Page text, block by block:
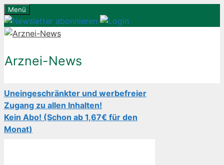
Zum
Inhalt
springen
Menü
Arznei-News
Uneingeschränkter und werbefreier
Zugang zu allen Inhalten!
Kein Abo! (Schon ab 1,67€ für den
Monat)